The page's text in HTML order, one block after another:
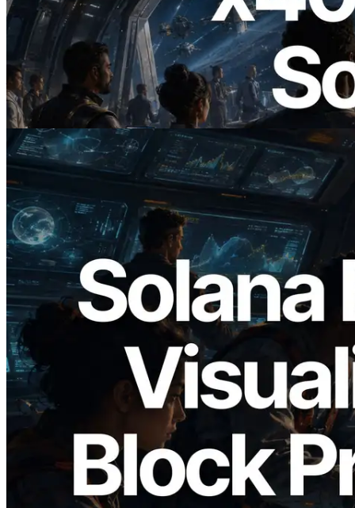
2026.07.04
ERPC 發布支援 x402 支付的 Solana RPC
— AI Agent 按需為 API 付款的時代開啟
閱讀此文章
2026.05.24
Validators Solutions 釋出 Solana Block
Analyzer — 以 slot 為單位視覺化區塊生
成時間與負責驗證者